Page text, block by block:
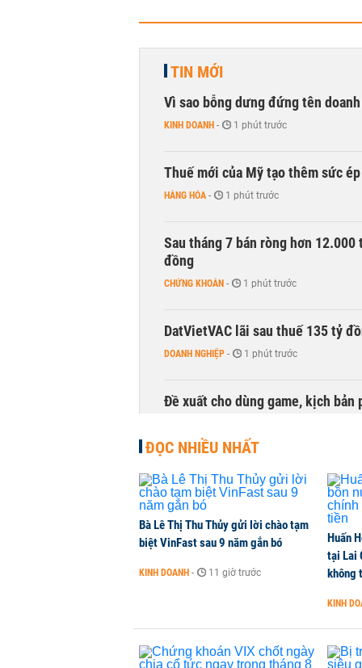
TIN MỚI
Vì sao bỗng dưng đứng tên
KINH DOANH - 1 phút trước
Thuế mới của Mỹ tạo thêm sức
HÀNG HÓA - 1 phút trước
Sau tháng 7 bán ròng hơn
đồng
CHỨNG KHOÁN - 1 phút trước
DatVietVAC lãi sau thuế 135 tỷ
DOANH NGHIỆP - 1 phút trước
Đề xuất cho dùng game, kịch bản
Chủ tịch HĐQT Khoáng sản
DOANH NGHIỆP - 1 phút trước
Công ty 100 tỷ của Huấn Hoa
Dự án Sheraton Phú Quốc bị
ĐỌC NHIỀU NHẤT
Bà Lê Thị Thu Thủy gửi lời chào tạm
biệt VinFast sau 9 năm gắn bó
KINH DOANH - 11 giờ trước
Huấn
tại Lai
không
KINH